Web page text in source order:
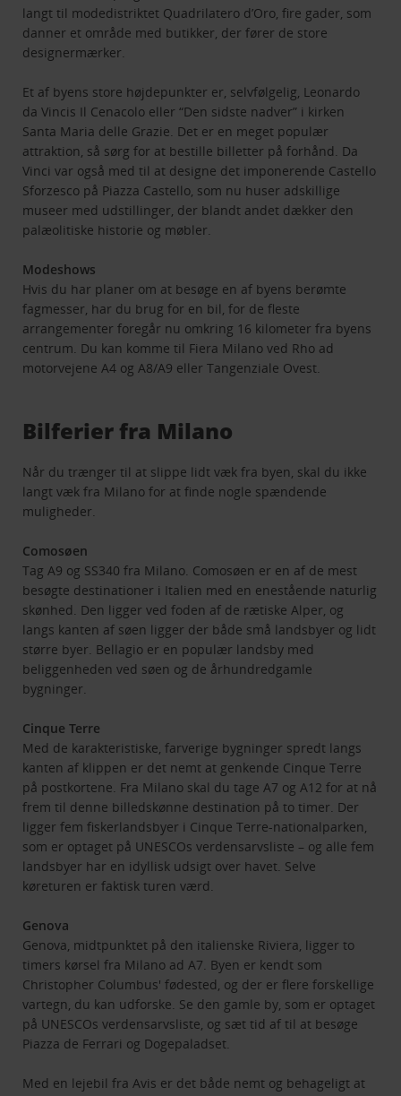
langt til modedistriktet Quadrilatero d’Oro, fire gader, som
danner et område med butikker, der fører de store
designermærker.
Et af byens store højdepunkter er, selvfølgelig, Leonardo
da Vincis Il Cenacolo eller “Den sidste nadver” i kirken
Santa Maria delle Grazie. Det er en meget populær
attraktion, så sørg for at bestille billetter på forhånd. Da
Vinci var også med til at designe det imponerende Castello
Sforzesco på Piazza Castello, som nu huser adskillige
museer med udstillinger, der blandt andet dækker den
palæolitiske historie og møbler.
Modeshows
Hvis du har planer om at besøge en af byens berømte
fagmesser, har du brug for en bil, for de fleste
arrangementer foregår nu omkring 16 kilometer fra byens
centrum. Du kan komme til Fiera Milano ved Rho ad
motorvejene A4 og A8/A9 eller Tangenziale Ovest.
Bilferier fra Milano
Når du trænger til at slippe lidt væk fra byen, skal du ikke
langt væk fra Milano for at finde nogle spændende
muligheder.
Comosøen
Tag A9 og SS340 fra Milano. Comosøen er en af de mest
besøgte destinationer i Italien med en enestående naturlig
skønhed. Den ligger ved foden af de rætiske Alper, og
langs kanten af søen ligger der både små landsbyer og lidt
større byer. Bellagio er en populær landsby med
beliggenheden ved søen og de århundredgamle
bygninger.
Cinque Terre
Med de karakteristiske, farverige bygninger spredt langs
kanten af klippen er det nemt at genkende Cinque Terre
på postkortene. Fra Milano skal du tage A7 og A12 for at nå
frem til denne billedskønne destination på to timer. Der
ligger fem fiskerlandsbyer i Cinque Terre-nationalparken,
som er optaget på UNESCOs verdensarvsliste – og alle fem
landsbyer har en idyllisk udsigt over havet. Selve
køreturen er faktisk turen værd.
Genova
Genova, midtpunktet på den italienske Riviera, ligger to
timers kørsel fra Milano ad A7. Byen er kendt som
Christopher Columbus' fødested, og der er flere forskellige
vartegn, du kan udforske. Se den gamle by, som er optaget
på UNESCOs verdensarvsliste, og sæt tid af til at besøge
Piazza de Ferrari og Dogepaladset.
Med en lejebil fra Avis er det både nemt og behageligt at